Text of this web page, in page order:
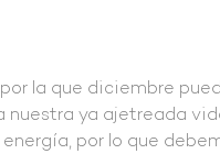
la que diciembre
nuestra ya ajetreada
por lo que